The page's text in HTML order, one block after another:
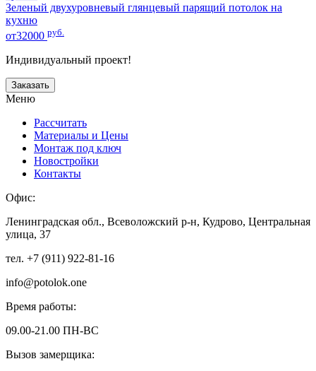
Зеленый двухуровневый глянцевый парящий потолок на
кухню
от32000 руб.
Индивидуальный проект!
Заказать
Меню
Рассчитать
Материалы и Цены
Монтаж под ключ
Новостройки
Контакты
Офис:
Ленинградская обл., Всеволожский р-н, Кудрово, Центральная
улица, 37
тел. +7 (911) 922-81-16
info@potolok.one
Время работы:
09.00-21.00 ПН-ВС
Вызов замерщика: